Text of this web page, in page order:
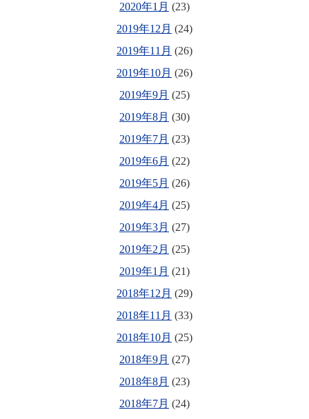
2020年1月 (23)
2019年12月 (24)
2019年11月 (26)
2019年10月 (26)
2019年9月 (25)
2019年8月 (30)
2019年7月 (23)
2019年6月 (22)
2019年5月 (26)
2019年4月 (25)
2019年3月 (27)
2019年2月 (25)
2019年1月 (21)
2018年12月 (29)
2018年11月 (33)
2018年10月 (25)
2018年9月 (27)
2018年8月 (23)
2018年7月 (24)